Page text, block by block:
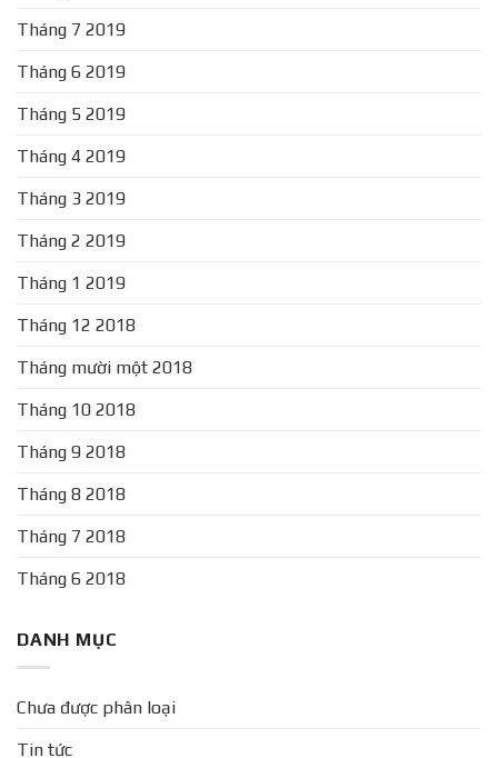
Tháng 7 2019
Tháng 6 2019
Tháng 5 2019
Tháng 4 2019
Tháng 3 2019
Tháng 2 2019
Tháng 1 2019
Tháng 12 2018
Tháng mười một 2018
Tháng 10 2018
Tháng 9 2018
Tháng 8 2018
Tháng 7 2018
Tháng 6 2018
DANH MỤC
Chưa được phân loại
Tin tức